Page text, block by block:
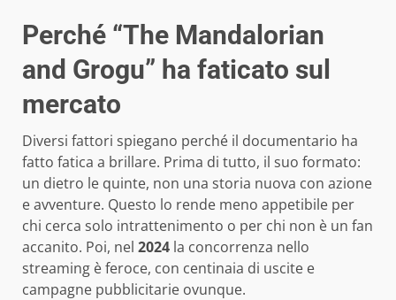
Perché “The Mandalorian
and Grogu” ha faticato sul
mercato
Diversi fattori spiegano perché il documentario ha
fatto fatica a brillare. Prima di tutto, il suo formato:
un dietro le quinte, non una storia nuova con azione
e avventure. Questo lo rende meno appetibile per
chi cerca solo intrattenimento o per chi non è un fan
accanito. Poi, nel 2024 la concorrenza nello
streaming è feroce, con centinaia di uscite e
campagne pubblicitarie ovunque.